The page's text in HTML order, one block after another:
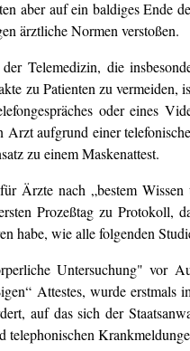
aber auf ein baldiges Ende
ärztliche Normen verstoßen.
Telemedizin, die
zu Patienten zu vermeiden,
oder eines
Arzt aufgrund einer
zu einem Maskenattest.
Ärzte nach „bestem
Prozeßtag zu Protokoll,
habe, wie alle folgenden
Untersuchung" vor
Attestes, wurde
auf das sich der
telephonischen